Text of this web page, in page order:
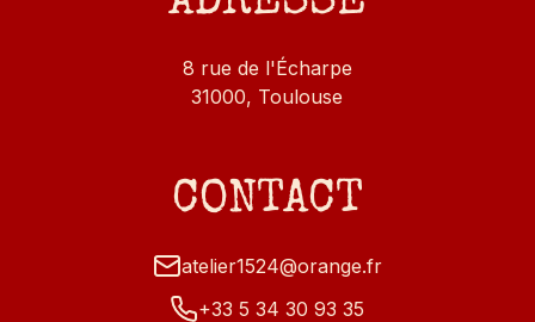
8 rue de l'Écharpe
31000, Toulouse
CONTACT
atelier1524@orange.fr
+33 5 34 30 93 35